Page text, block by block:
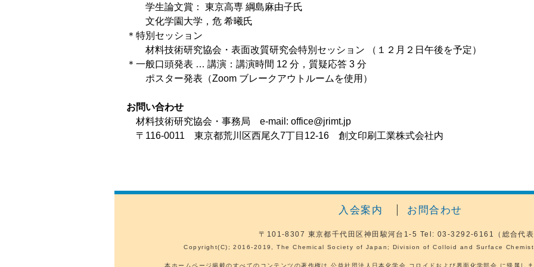
学⽣論⽂賞： 東京⾼専 綱島⿇由⼦⽒
⽂化学園⼤学，危 希曦⽒
＊特別セッション
材料技術研究協会・表⾯改質研究会特別セッション （１２⽉２⽇午後を予定）
＊⼀般⼝頭発表 … 講演：講演時間 12 分，質疑応答 3 分
ポスター発表（Zoom ブレークアウトルームを使⽤）
お問い合わせ
材料技術研究協会・事務局 e-mail: office@jrimt.jp
〒116-0011 東京都荒川区西尾久7丁目12-16 創文印刷工業株式会社内
入会案内 お問合わせ
〒101-8307 東京都千代田区神田駿河台1-5 Tel: 03-3292-6161（総合代表
Copyright(C); 2016-2019, The Chemical Society of Japan; Division of Colloid and Surface
本ホームページ掲載のすべてのコンテンツの著作権は 公益社団法人日本化学会 コロイドおよび界面化学部会 に帰属し